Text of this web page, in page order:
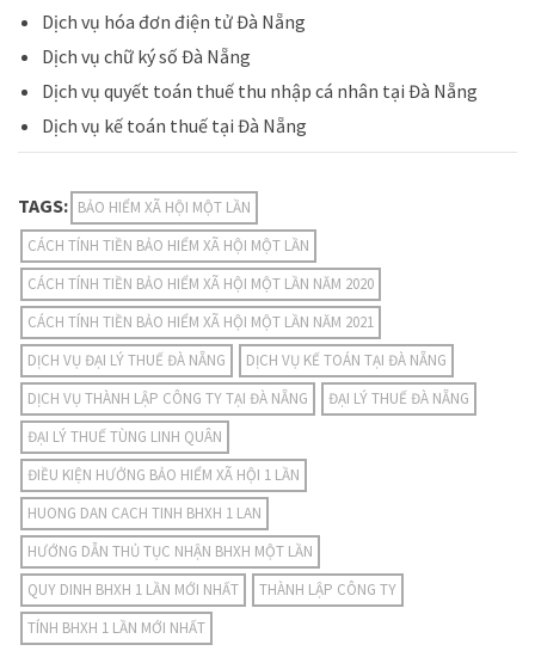
Dịch vụ hóa đơn điện tử Đà Nẵng
Dịch vụ chữ ký số Đà Nẵng
Dịch vụ quyết toán thuế thu nhập cá nhân tại Đà Nẵng
Dịch vụ kế toán thuế tại Đà Nẵng
TAGS: BẢO HIỂM XÃ HỘI MỘT LẦN
CÁCH TÍNH TIỀN BẢO HIỂM XÃ HỘI MỘT LẦN
CÁCH TÍNH TIỀN BẢO HIỂM XÃ HỘI MỘT LẦN NĂM 2020
CÁCH TÍNH TIỀN BẢO HIỂM XÃ HỘI MỘT LẦN NĂM 2021
DỊCH VỤ ĐẠI LÝ THUẾ ĐÀ NẴNG
DỊCH VỤ KẾ TOÁN TẠI ĐÀ NẴNG
DỊCH VỤ THÀNH LẬP CÔNG TY TẠI ĐÀ NẴNG
ĐẠI LÝ THUẾ ĐÀ NẴNG
ĐẠI LÝ THUẾ TÙNG LINH QUÂN
ĐIỀU KIỆN HƯỞNG BẢO HIỂM XÃ HỘI 1 LẦN
HUONG DAN CACH TINH BHXH 1 LAN
HƯỚNG DẪN THỦ TỤC NHẬN BHXH MỘT LẦN
QUY DINH BHXH 1 LẦN MỚI NHẤT
THÀNH LẬP CÔNG TY
TÍNH BHXH 1 LẦN MỚI NHẤT